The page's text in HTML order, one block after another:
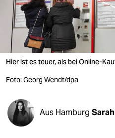
nord
wahrheit
verlag
shop
fragen & hilfe
Hier ist es teuer, als bei Online-
Foto: Georg Wendt/dpa
Aus Hamburg